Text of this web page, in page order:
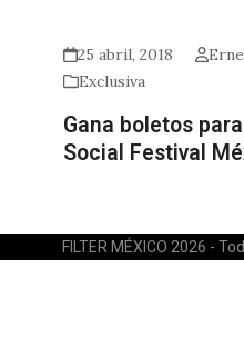
25 abril, 2018
Exclusiva
Gana boletos
Social Festival
FILTER MÉXICO 2026 -